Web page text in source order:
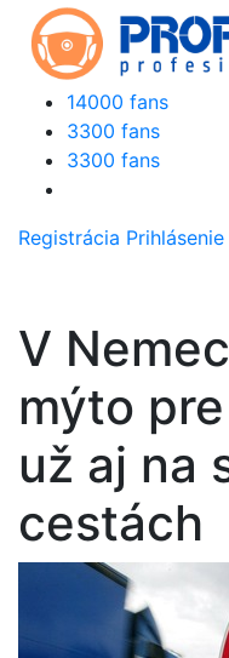
14000 fans
3300 fans
3300 fans
Registrácia Prihlásenie
V
mýto
už aj na
cestách